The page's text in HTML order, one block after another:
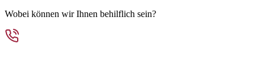
Wobei können wir Ihnen behilflich sein?